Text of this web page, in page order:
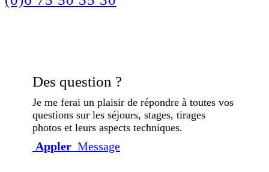
Des question ?
Je me ferai un plaisir de répondre à toutes vos
questions sur les séjours, stages, tirages
photos et leurs aspects techniques.
Appler Message